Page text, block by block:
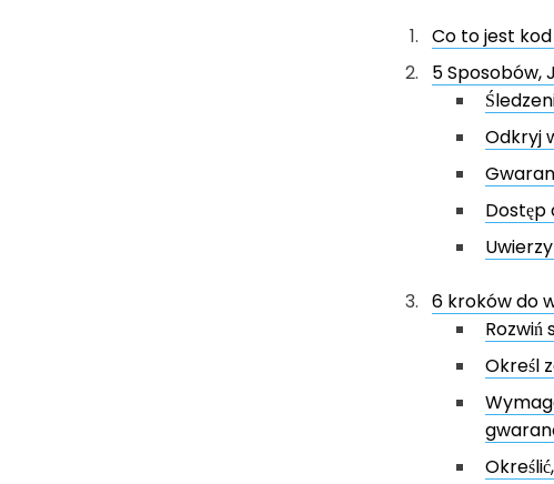
Co to jest kod
5 Sposobów,
Odkryj
Dostęp
6 kroków do
Rozwiń
Określ